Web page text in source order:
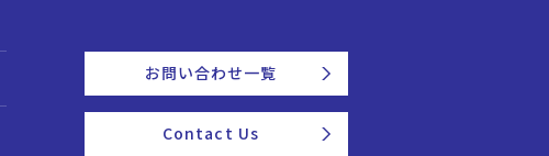
お問い合わせ一覧
Contact Us